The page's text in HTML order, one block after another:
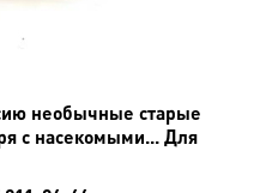
необычные старые
с насекомыми... Для